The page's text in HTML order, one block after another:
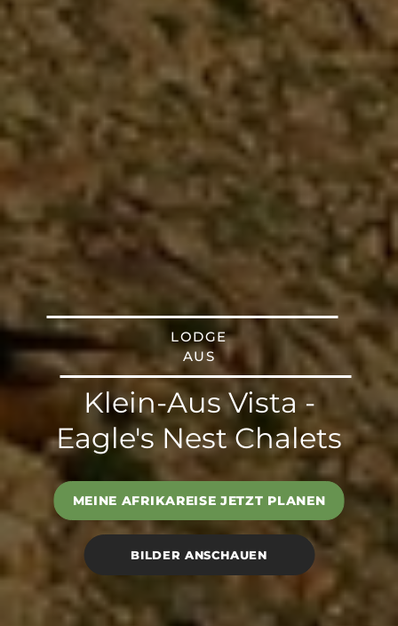
LODGE
AUS
Klein-Aus Vista -
Eagle's Nest Chalets
MEINE AFRIKAREISE JETZT PLANEN
BILDER ANSCHAUEN